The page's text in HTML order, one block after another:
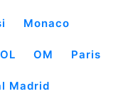
Monaco
OL OM Paris
Madrid